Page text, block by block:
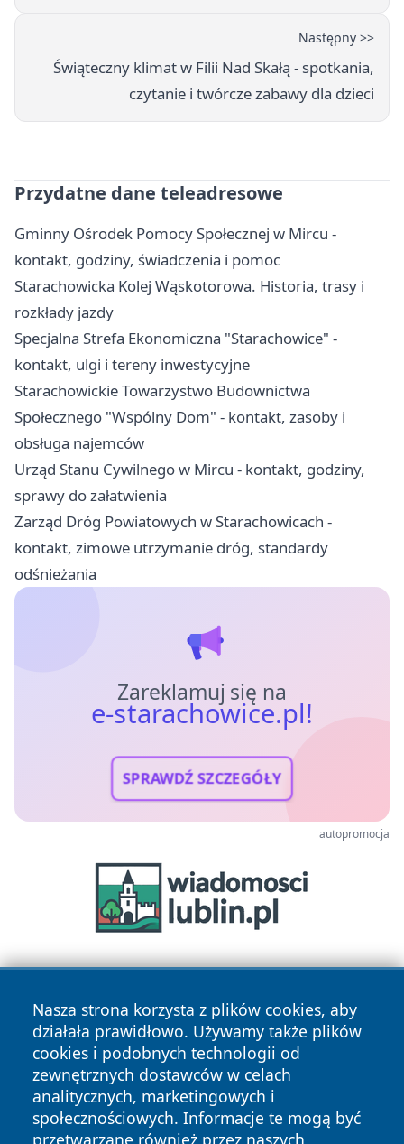
Następny >>
Świąteczny klimat w Filii Nad Skałą - spotkania,
czytanie i twórcze zabawy dla dzieci
Przydatne dane teleadresowe
Gminny Ośrodek Pomocy Społecznej w Mircu -
kontakt, godziny, świadczenia i pomoc
Starachowicka Kolej Wąskotorowa. Historia, trasy i
rozkłady jazdy
Specjalna Strefa Ekonomiczna "Starachowice" -
kontakt, ulgi i tereny inwestycyjne
Starachowickie Towarzystwo Budownictwa
Społecznego "Wspólny Dom" - kontakt, zasoby i
obsługa najemców
Urząd Stanu Cywilnego w Mircu - kontakt, godziny,
sprawy do załatwienia
Zarząd Dróg Powiatowych w Starachowicach -
kontakt, zimowe utrzymanie dróg, standardy
odśnieżania
Zareklamuj się na
e-starachowice.pl!
SPRAWDŹ SZCZEGÓŁY
autopromocja
Nasza strona korzysta z plików cookies, aby
działała prawidłowo. Używamy także plików
cookies i podobnych technologii od
zewnętrznych dostawców w celach
analitycznych, marketingowych i
społecznościowych. Informacje te mogą być
przetwarzane również przez naszych
Copyright © 2026 e-starachowice.pl Wszystkie prawa
zastrzeżone.